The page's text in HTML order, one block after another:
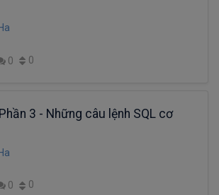
0 0
3 - Những câu lệnh SQL cơ
0 0